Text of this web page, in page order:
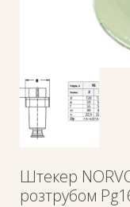
Штекер
розтрубом